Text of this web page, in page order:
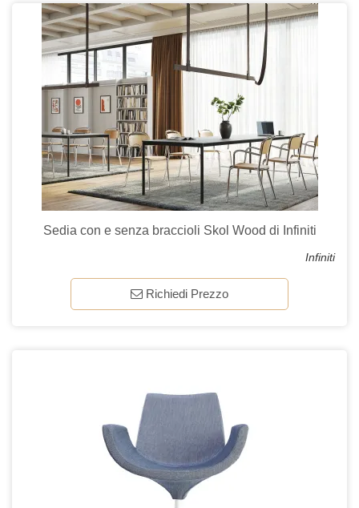
Sedia con e senza braccioli Skol Wood di Infiniti
Infiniti
Richiedi Prezzo